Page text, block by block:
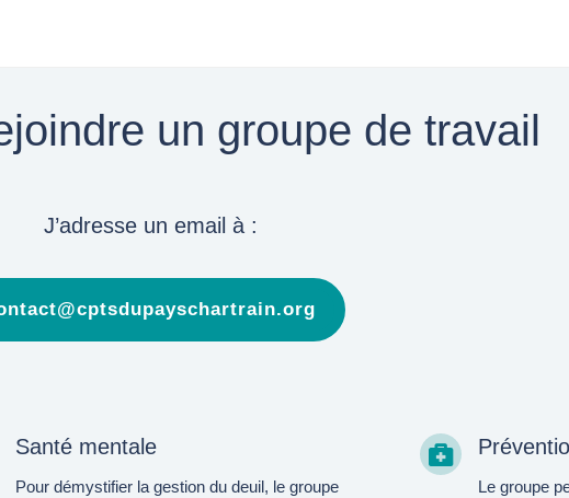
un groupe de travail
J’adresse un email à :
Santé mentale
Pour démystifier la gestion du deuil, le groupe

Le groupe